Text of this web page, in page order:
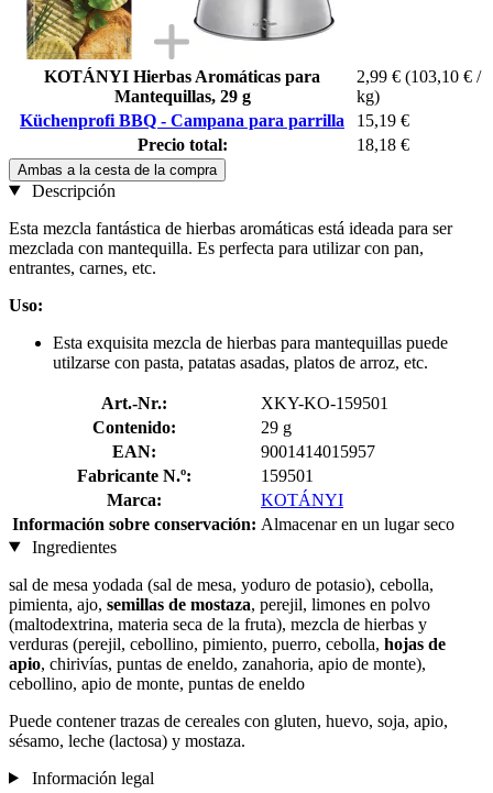
KOTÁNYI Hierbas Aromáticas para
Mantequillas, 29 g
2,99 € (103,10 € /
kg)
Küchenprofi BBQ - Campana para parrilla
15,19 €
Precio total:
18,18 €
Ambas a la cesta de la compra
Descripción
Esta mezcla fantástica de hierbas aromáticas está ideada para ser
mezclada con mantequilla. Es perfecta para utilizar con pan,
entrantes, carnes, etc.
Uso:
Esta exquisita mezcla de hierbas para mantequillas puede
utilzarse con pasta, patatas asadas, platos de arroz, etc.
Art.-Nr.:
XKY-KO-159501
Contenido:
29 g
EAN:
9001414015957
Fabricante N.º:
159501
Marca:
KOTÁNYI
Información sobre conservación: Almacenar en un lugar seco
Ingredientes
sal de mesa yodada (sal de mesa, yoduro de potasio), cebolla,
pimienta, ajo, semillas de mostaza, perejil, limones en polvo
(maltodextrina, materia seca de la fruta), mezcla de hierbas y
verduras (perejil, cebollino, pimiento, puerro, cebolla, hojas de
apio, chirivías, puntas de eneldo, zanahoria, apio de monte),
cebollino, apio de monte, puntas de eneldo
Puede contener trazas de cereales con gluten, huevo, soja, apio,
sésamo, leche (lactosa) y mostaza.
Información legal